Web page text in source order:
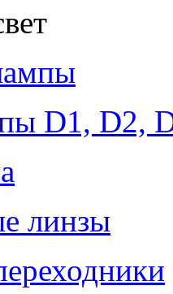
D1, D2,
линзы